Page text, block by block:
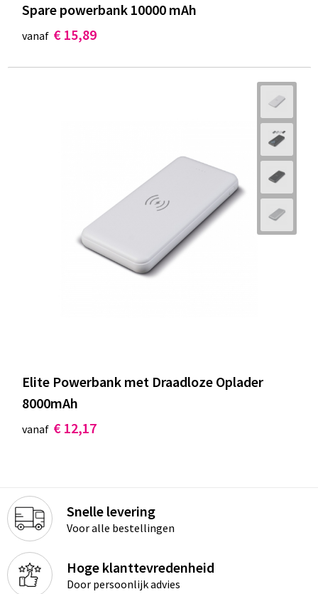
Spare powerbank 10000 mAh
vanaf € 15,89
Elite Powerbank met Draadloze Oplader
8000mAh
vanaf € 12,17
Snelle levering
Voor alle bestellingen
Hoge klanttevredenheid
Door persoonlijk advies